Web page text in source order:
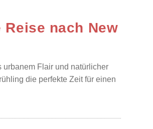
nach New
urbanem Flair und natürlicher
die perfekte Zeit für einen